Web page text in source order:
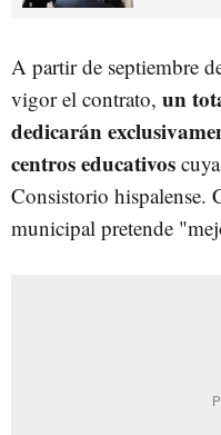
A partir de septiembre
vigor el contrato, un
dedicarán
centros educativos
Consistorio hispalense.
municipal pretende